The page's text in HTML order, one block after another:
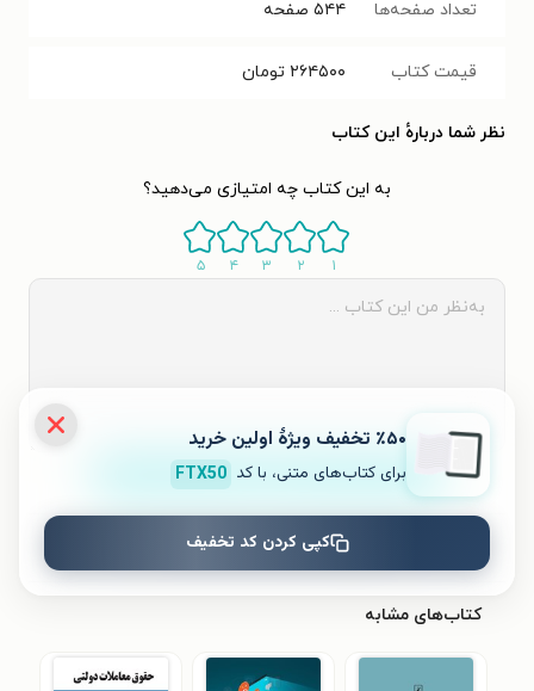
تعداد صفحه‌ها ۵۴۴ صفحه
قیمت کتاب ۲۶۴۵۰۰ تومان
نظر شما دربارهٔ این کتاب
به این کتاب چه امتیازی می‌دهید؟
۱ ۲ ۳ ۴ ۵
ثبت نظر
نظری برای کتاب ثبت نشده است.
کتاب‌های مشابه
٪۵۰ تخفیف ویژۀ اولین خرید
برای کتاب‌های متنی، با کد FTX50
کپی کردن کد تخفیف